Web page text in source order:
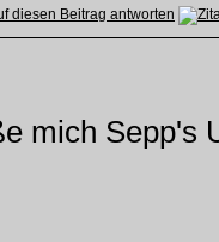
mich Sepp's